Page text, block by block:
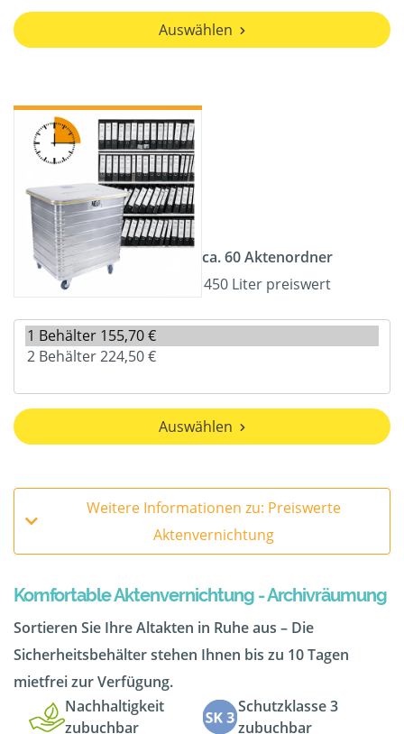
Auswählen
ca. 60 Aktenordner
450 Liter preiswert
Auswählen
Weitere Informationen zu: Preiswerte
Aktenvernichtung
Komfortable Aktenvernichtung - Archivräumung
Sortieren Sie Ihre Altakten in Ruhe aus – Die
Sicherheitsbehälter stehen Ihnen bis zu 10 Tagen
mietfrei zur Verfügung.
Nachhaltigkeit
zubuchbar
Schutzklasse 3
zubuchbar